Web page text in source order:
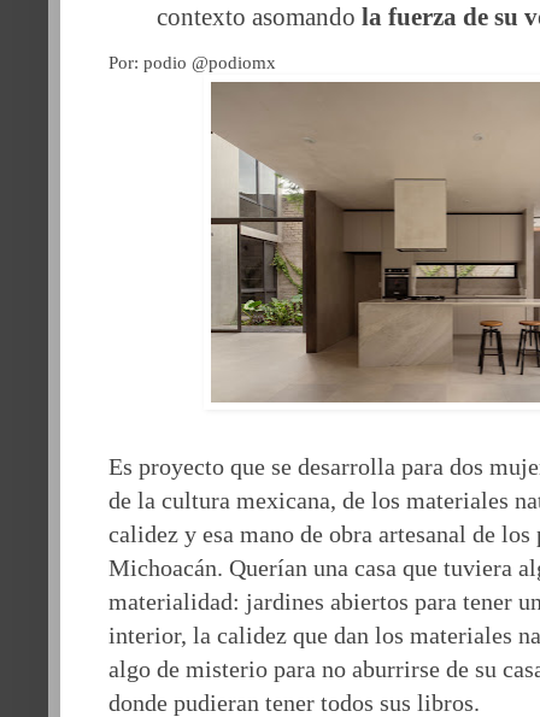
contexto asomando la fuerza de su
Por: podio @podiomx
Es proyecto que se desarrolla para dos
de la cultura mexicana, de los materiales
calidez y esa mano de obra artesanal de los
Michoacán. Querían una casa que tuviera
materialidad: jardines abiertos para tener
interior, la calidez que dan los materiales
algo de misterio para no aburrirse de su
donde pudieran tener todos sus libros.